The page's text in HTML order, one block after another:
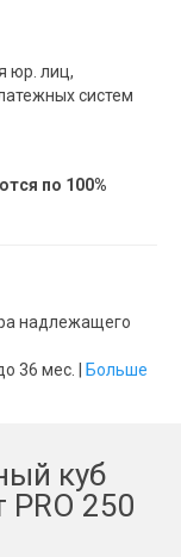
юр. лиц,
систем
по 100%
надлежащего
36 мес. |
Больше
куб
PRO 250